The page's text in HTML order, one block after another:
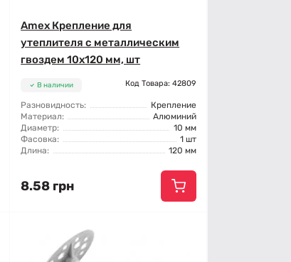
Amex Крепление для
утеплителя с металлическим
гвоздем 10x120 мм, шт
В наличии Код Товара: 42809
Разновидность:
Крепление
Материал:
Алюминий
Диаметр:
10 мм
Фасовка:
1 шт
Длина:
120 мм
8.58 грн